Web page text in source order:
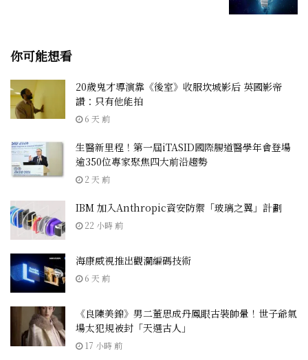
你可能想看
20歲鬼才導演靠《後室》收服坎城影后 英國影帝
讚：只有他能拍
6 天 前
生醫新里程！第一屆iTASID國際腸道醫學年會登場
逾350位專家聚焦四大前沿趨勢
2 天 前
IBM 加入Anthropic資安防禦「玻璃之翼」計劃
22 小時 前
海康威視推出觀瀾編碼技術
6 天 前
《良陳美錦》男二董思成丹鳳眼古裝帥暈！世子爺氣
場太犯規被封「天選古人」
17 小時 前